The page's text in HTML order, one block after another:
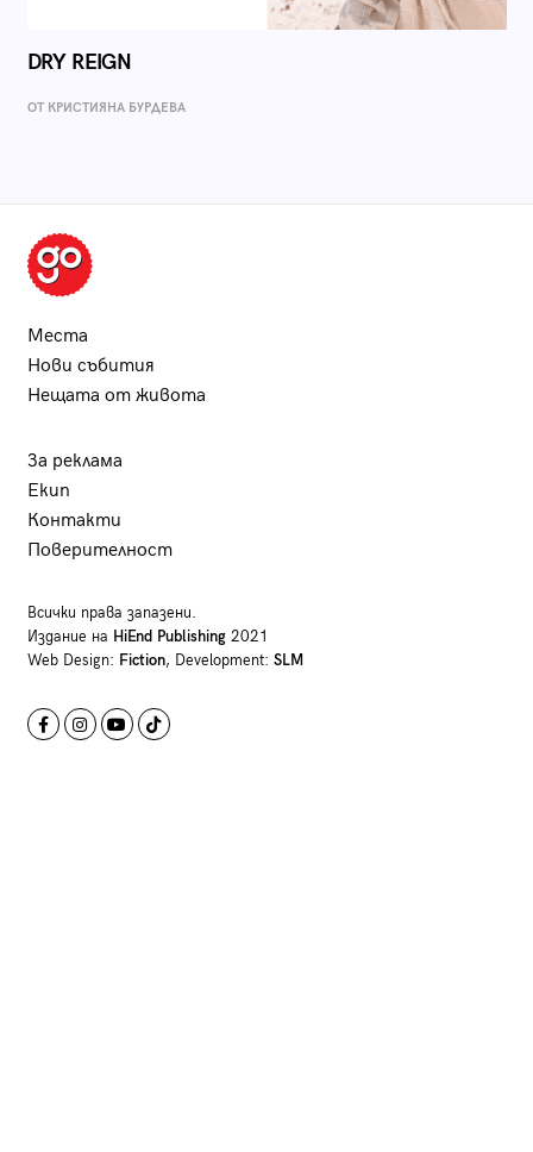
DRY REIGN
ОТ КРИСТИЯНА БУРДЕВА
Места
Нови събития
Нещата от живота
За реклама
Екип
Контакти
Поверителност
Всички права запазени.
Издание на HiEnd Publishing2021
Web Design: Fiction, Development: SLM